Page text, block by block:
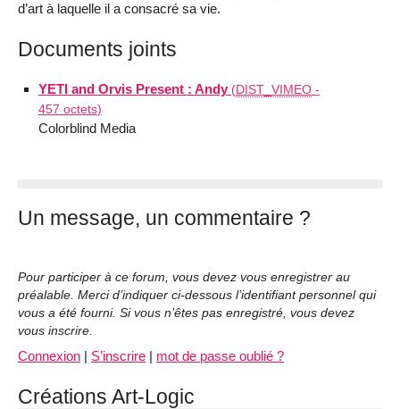
d’art à laquelle il a consacré sa vie.
Documents joints
YETI and Orvis Present : Andy (DIST_VIMEO-
457 octets)
Colorblind Media
Un message, un commentaire ?
Pour participer à ce forum, vous devez vous enregistrer au
préalable. Merci d’indiquer ci-dessous l’identifiant personnel qui
vous a été fourni. Si vous n’êtes pas enregistré, vous devez
vous inscrire.
Connexion | S’inscrire | mot de passe oublié ?
Créations Art-Logic